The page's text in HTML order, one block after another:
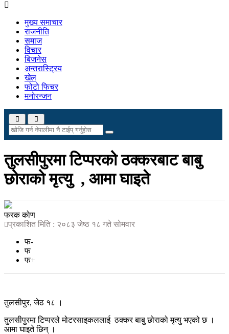
मुख्य समाचार
राजनीति
समाज
विचार
बिजनेस
अन्तरास्ट्रिय
खेल
फोटो फिचर
मनोरन्जन
तुलसीपुरमा टिप्परको ठक्करबाट बाबु
छोराको मृत्यु , आमा घाइते
फरक कोण
प्रकाशित मिति : २०८३ जेष्ठ १८ गते सोमवार
फ-
फ
फ+
तुलसीपुर, जेठ १८ ।
तुलसीपुरमा टिप्परले मोटरसाइकललाई ठक्कर बाबु छोराको मृत्यु भएको छ ।
आमा घाइते छिन् ।